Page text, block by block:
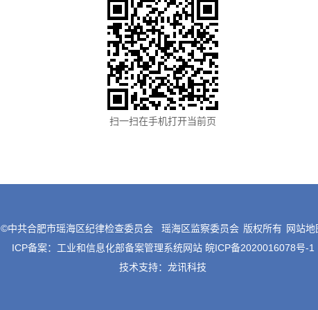
扫一扫在手机打开当前页
©中共合肥市瑶海区纪律检查委员会 瑶海区监察委员会 版权所有 网站地
ICP备案： 工业和信息化部备案管理系统网站 皖ICP备2020016078号-1
技术支持： 龙讯科技